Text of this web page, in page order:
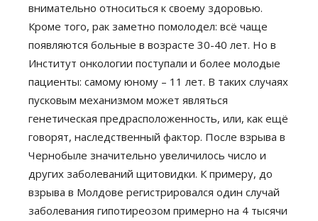
внимательно относиться к своему здоровью.
Кроме того, рак заметно помолодел: всё чаще
появляются больные в возрасте 30-40 лет. Но в
Институт онкологии поступали и более молодые
пациенты: самому юному – 11 лет. В таких случаях
пусковым механизмом может являться
генетическая предрасположенность, или, как ещё
говорят, наследственный фактор. После взрыва в
Чернобыле значительно увеличилось число и
других заболеваний щитовидки. К примеру, до
взрыва в Молдове регистрировался один случай
заболевания гипотиреозом примерно на 4 тысячи